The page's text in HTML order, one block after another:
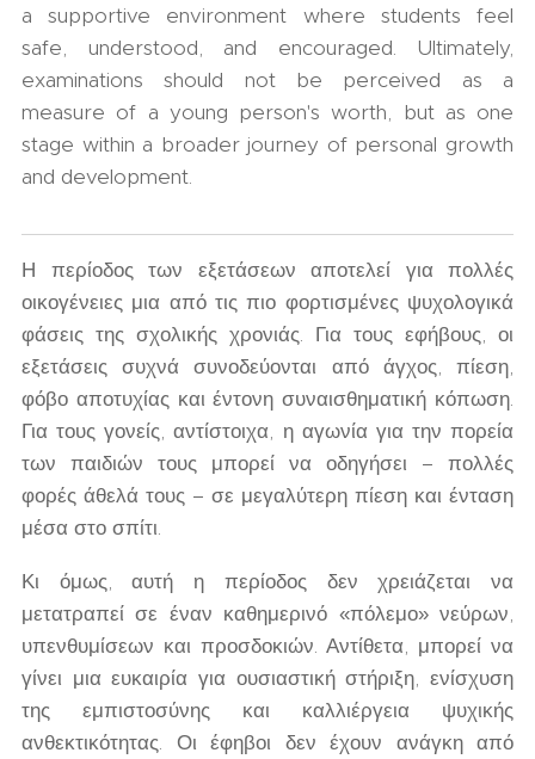
a supportive environment where students feel
safe, understood, and encouraged. Ultimately,
examinations should not be perceived as a
measure of a young person's worth, but as one
stage within a broader journey of personal growth
and development.
Η περίοδος των εξετάσεων αποτελεί για πολλές
οικογένειες μια από τις πιο φορτισμένες ψυχολογικά
φάσεις της σχολικής χρονιάς. Για τους εφήβους, οι
εξετάσεις συχνά συνοδεύονται από άγχος, πίεση,
φόβο αποτυχίας και έντονη συναισθηματική κόπωση.
Για τους γονείς, αντίστοιχα, η αγωνία για την πορεία
των παιδιών τους μπορεί να οδηγήσει – πολλές
φορές άθελά τους – σε μεγαλύτερη πίεση και ένταση
μέσα στο σπίτι.
Κι όμως, αυτή η περίοδος δεν χρειάζεται να
μετατραπεί σε έναν καθημερινό «πόλεμο» νεύρων,
υπενθυμίσεων και προσδοκιών. Αντίθετα, μπορεί να
γίνει μια ευκαιρία για ουσιαστική στήριξη, ενίσχυση
της εμπιστοσύνης και καλλιέργεια ψυχικής
ανθεκτικότητας. Οι έφηβοι δεν έχουν ανάγκη από